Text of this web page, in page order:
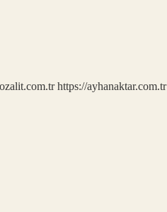
https://ayhanaktar.com.tr